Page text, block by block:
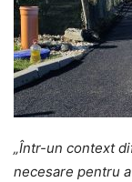
„Într-un context
necesare pentru